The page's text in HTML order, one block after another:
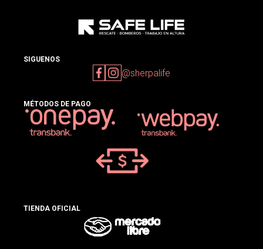
SIGUENOS
@sherpalife
MÉTODOS DE PAGO
TIENDA OFICIAL